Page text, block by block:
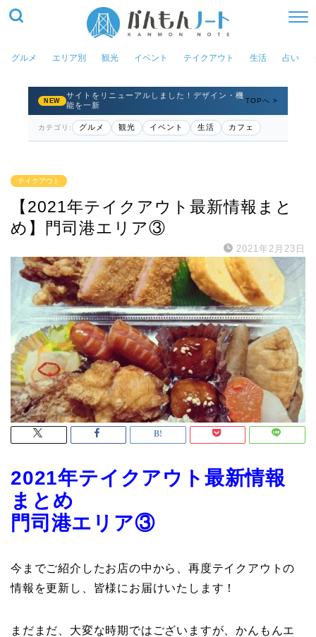
グルメ エリア別 観光 イベント テイクアウト 生活 占い
NEW
サイトをリニューアルしました！デザイン・機
能を一新
TOPへ >
カテゴリ: グルメ 観光 イベント 生活 カフェ
テイクアウト
【2021年テイクアウト最新情報まと
め】門司港エリア③
2021年2月23日
2021年テイクアウト最新情報
まとめ
門司港エリア③
今までご紹介したお店の中から、再度テイクアウトの
情報を更新し、皆様にお届けいたします！
まだまだ、大変な時期ではございますが、かんもんエ